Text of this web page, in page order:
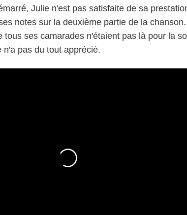
Julie n'est pas satisfaite de sa
notes sur la deuxième partie de la
tous ses camarades n'étaient pas là pour la
n'a pas du tout apprécié.